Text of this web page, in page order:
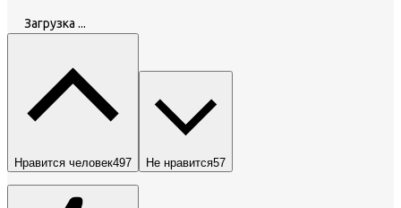
Загрузка ...
Нравится человек497 Не нравится57